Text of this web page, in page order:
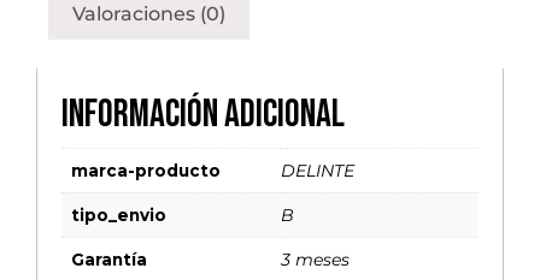
Valoraciones (0)
Información adicional
marca-producto DELINTE
tipo_envio B
Garantía 3 meses